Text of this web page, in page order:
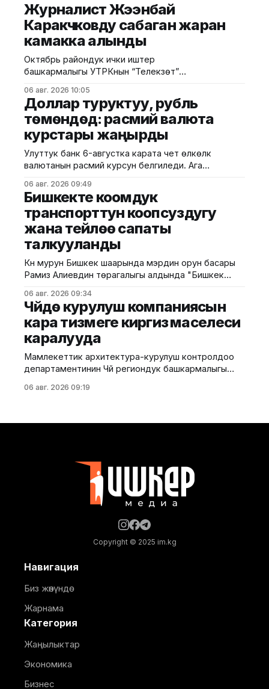
Журналист Жээнбай
Каракүчүковду сабаган жаран
камакка алынды
Октябрь райондук ички иштер
башкармалыгы УТРКнын “Телекүзөт”
Каракүчүковго кол салууга шектелген жаранды
кармаганын билдирди. Маалыматка ылайык, окуя
жарандардын кайрылуусу боюнча тартуу иштери
жүрүп жаткан учурда болгон. Бул факты
боюнча “Бейбаштык” беренеси менен кылмыш иши
козголгон. Ыкчам издөө иштеринин жүрүшүндө
шектүүнүн өздүгү аныкталып, 1995-жылы туулган Т.Ж.
06 авг. 2026 10:05
Доллар туруктуу, рубль
төмөндөдү: расмий валюта
курстары жаңырды
Улуттук банк 6-августка карата чет өлкөлүк
валютанын расмий курсун белгиледи. Ага
сомду түздү. Евро 100,6331 сомдон 100,8867 сомго
чейин жогорулап, 0,2536 сомго же 0,25%га өстү.
Теңге 0,1853 сомдон 0,1860 сомго чейин
көтөрүлүп, 0,0007 сомго
06 авг. 2026 09:49
Бишкекте коомдук
транспорттун коопсуздугу
жана тейлөө сапаты
талкууланды
Күн мурун Бишкек шаарында мэрдин орун басары
Рамиз Алиевдин төрагалыгы алдында "Бишкек
жетекчилиги жана каттам бригадирлеринин
катышуусунда жыйын өттү. Муниципалитеттин
маалыматына ылайык, жыйында коомдук
транспорттун ишинин сапатын жогорулатуу,
жүргүнчүлөрдүн коопсуздугун камсыз кылуу, тейлөө
маданиятын жакшыртуу жана айдоочулардын
эмгек шарттары талкууланды. Жол кыймылынын
коопсуздугуна өзгөчө
06 авг. 2026 09:34
Чүйдө курулуш компаниясын
кара тизмеге киргизүү маселеси
каралууда
Мамлекеттик архитектура-курулуш контролдоо
департаментинин Чүй региондук башкармалыгы
дарегинде курулуп жаткан 7 кабаттуу турак жай
аныкталган. Буга чейин аталган мыйзам
06 авг. 2026 09:19
Copyright © 2025 im.kg
Навигация
Биз жөнүндө
Жарнама
Категория
Жаңылыктар
Экономика
Бизнес